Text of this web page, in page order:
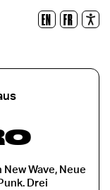
EN FR
Wave, Neue
Drei